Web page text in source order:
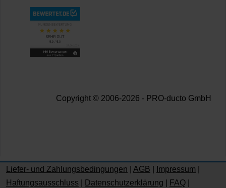
Copyright © 2006-2026 - PRO-ducto GmbH
Liefer- und Zahlungsbedingungen AGB Impressum
Haftungsausschluss
Datenschutzerklärung FAQ